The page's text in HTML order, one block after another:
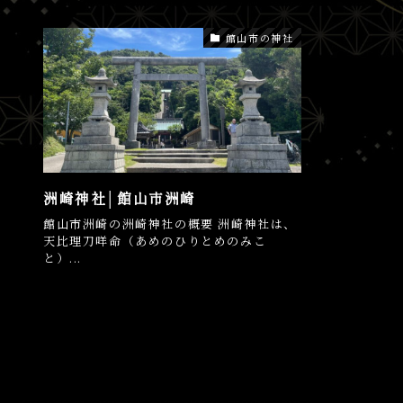
館山市の神社
洲崎神社│館山市洲崎
館山市洲崎の洲崎神社の概要 洲崎神社は、
天比理刀咩命（あめのひりとめのみこ
と）...